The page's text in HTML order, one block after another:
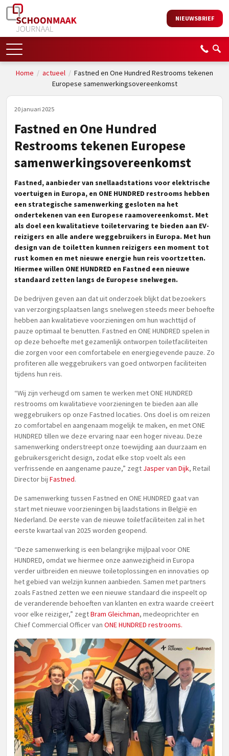
NIEUWSBRIEF
Home / actueel / Fastned en One Hundred Restrooms tekenen
Europese samenwerkingsovereenkomst
20 januari 2025
Fastned en One Hundred
Restrooms tekenen Europese
samenwerkingsovereenkomst
Fastned, aanbieder van snellaadstations voor elektrische
voertuigen in Europa, en ONE HUNDRED restrooms hebben
een strategische samenwerking gesloten na het
ondertekenen van een Europese raamovereenkomst. Met
als doel een kwalitatieve toiletervaring te bieden aan EV-
reizigers en alle andere weggebruikers in Europa. Met hun
design van de toiletten kunnen reizigers een moment tot
rust komen en met nieuwe energie hun reis voortzetten.
Hiermee willen ONE HUNDRED en Fastned een nieuwe
standaard zetten langs de Europese snelwegen.
De bedrijven geven aan dat uit onderzoek blijkt dat bezoekers
van verzorgingsplaatsen langs snelwegen steeds meer behoefte
hebben aan kwalitatieve voorzieningen om hun wachttijd of
pauze optimaal te benutten. Fastned en ONE HUNDRED spelen in
op deze behoefte met gezamenlijk ontworpen toiletfaciliteiten
die zorgen voor een comfortabele en energiegevende pauze. Zo
profiteren alle weggebruikers van goed ontworpen faciliteiten
tijdens hun reis.
“Wij zijn verheugd om samen te werken met ONE HUNDRED
restrooms om kwalitatieve voorzieningen te bieden aan alle
weggebruikers op onze Fastned locaties. Ons doel is om reizen
zo comfortabel en aangenaam mogelijk te maken, en met ONE
HUNDRED tillen we deze ervaring naar een hoger niveau. Deze
samenwerking onderstreept onze toewijding aan duurzaam en
gebruikersgericht design, zodat elke stop voelt als een
verfrissende en aangename pauze,” zegt Jasper van Dijk, Retail
Director bij Fastned.
De samenwerking tussen Fastned en ONE HUNDRED gaat van
start met nieuwe voorzieningen bij laadstations in België en
Nederland. De eerste van de nieuwe toiletfaciliteiten zal in het
eerste kwartaal van 2025 worden geopend.
“Deze samenwerking is een belangrijke mijlpaal voor ONE
HUNDRED, omdat we hiermee onze aanwezigheid in Europa
verder uitbreiden en nieuwe toiletoplossingen en innovaties op
het gebied van welzijn kunnen aanbieden. Samen met partners
zoals Fastned zetten we een nieuwe standaard die inspeelt op
de veranderende behoeften van klanten en extra waarde creëert
voor elke reiziger,” zegtBram Gleichman, medeoprichter en
Chief Commercial Officer van ONE HUNDRED restrooms.